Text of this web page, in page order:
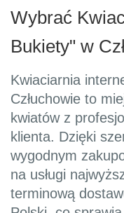
Wybrać
Bukiety" w
Kwiaciarnia
Człuchowie to
kwiatów z
klienta. Dzięki
wygodnym
na usługi
terminową